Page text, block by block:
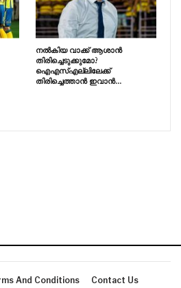
നൽകിയ വാക്ക് ആശാൻ
തിരിച്ചെടുക്കുമോ?
ഐഎസ്എല്ലിലേക്ക്
തിരിച്ചെത്താൻ ഇവാൻ…
And Conditions Contact Us